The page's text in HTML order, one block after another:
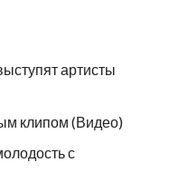
артисты
клипом (Видео)
с